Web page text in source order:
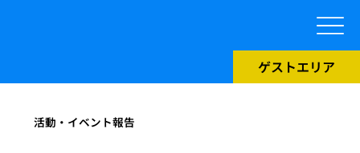
ゲストエリア
活動・イベント報告